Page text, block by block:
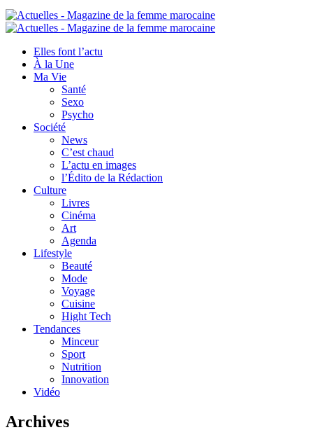
Elles font l’actu
À la Une
Ma Vie
Santé
Sexo
Psycho
Société
News
C’est chaud
L’actu en images
l’Édito de la Rédaction
Culture
Livres
Cinéma
Art
Agenda
Lifestyle
Beauté
Mode
Voyage
Cuisine
Hight Tech
Tendances
Minceur
Sport
Nutrition
Innovation
Vidéo
Archives